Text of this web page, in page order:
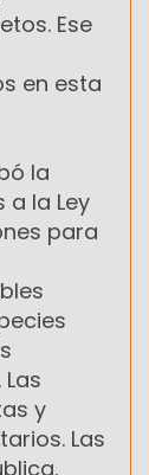
Ese
en esta
la
la Ley
para
y
Las